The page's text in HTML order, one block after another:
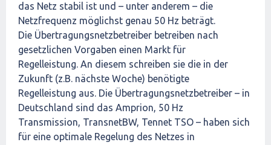
das Netz stabil ist und – unter anderem – die
Netzfrequenz möglichst genau 50 Hz beträgt.
Die Übertragungsnetzbetreiber betreiben nach
gesetzlichen Vorgaben einen Markt für
Regelleistung. An diesem schreiben sie die in der
Zukunft (z.B. nächste Woche) benötigte
Regelleistung aus. Die Übertragungsnetzbetreiber – in
Deutschland sind das Amprion, 50 Hz
Transmission, TransnetBW, Tennet TSO – haben sich
für eine optimale Regelung des Netzes in